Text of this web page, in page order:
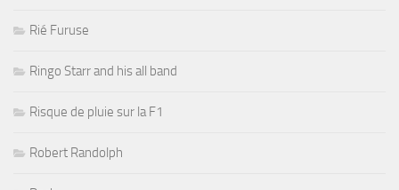
Rié Furuse
Ringo Starr and his all band
Risque de pluie sur la F1
Robert Randolph